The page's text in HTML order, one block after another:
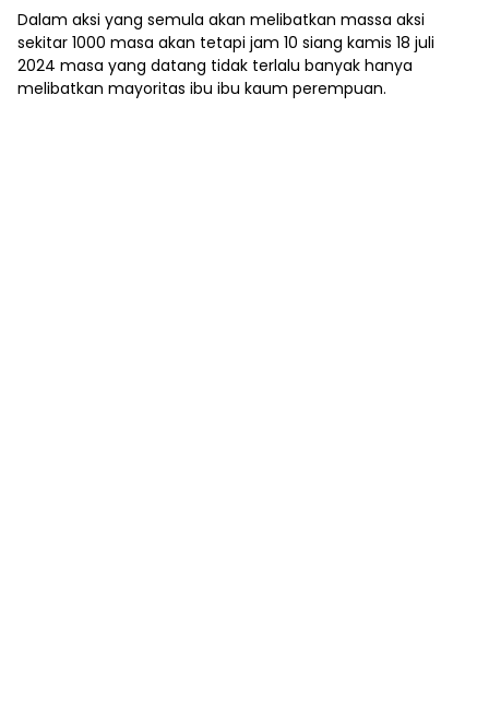
Dalam aksi yang semula akan melibatkan massa aksi
sekitar 1000 masa akan tetapi jam 10 siang kamis 18 juli
2024 masa yang datang tidak terlalu banyak hanya
melibatkan mayoritas ibu ibu kaum perempuan.